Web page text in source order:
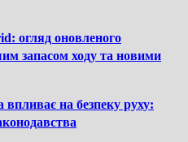
огляд оновленого
запасом ходу та новими
на безпеку руху: